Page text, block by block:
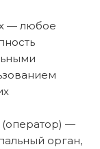
— любое
—
орган,